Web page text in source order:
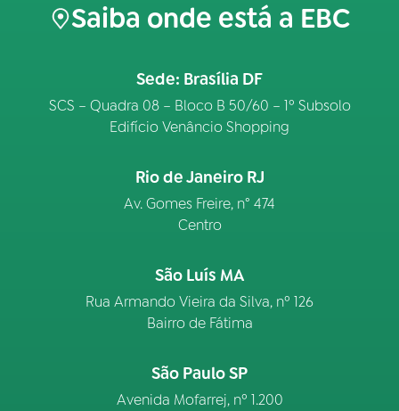
Saiba onde está a EBC
Sede: Brasília DF
SCS – Quadra 08 – Bloco B 50/60 – 1º Subsolo
Edifício Venâncio Shopping
Rio de Janeiro RJ
Av. Gomes Freire, n° 474
Centro
São Luís MA
Rua Armando Vieira da Silva, nº 126
Bairro de Fátima
São Paulo SP
Avenida Mofarrej, nº 1.200